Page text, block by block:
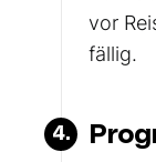
vor
fällig.
4.